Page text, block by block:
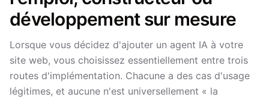
développement sur mesure
Lorsque vous décidez d'ajouter un agent IA à votre
site web, vous choisissez essentiellement entre trois
routes d'implémentation. Chacune a des cas d'usage
légitimes, et aucune n'est universellement « la